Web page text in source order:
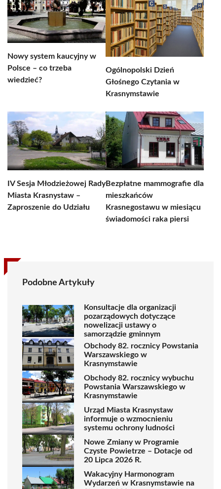
Nowy system kaucyjny w
Polsce – co trzeba
wiedzieć?
Ogólnopolski Dzień
Głośnego Czytania w
Krasnymstawie
IV Sesja Młodzieżowej Rady
Miasta Krasnystaw –
Zaproszenie do Udziału
Bezpłatne mammografie dla
mieszkańców
Krasnegostawu w miesiącu
świadomości raka piersi
Podobne Artykuły
Konsultacje dla organizacji
pozarządowych dotyczące
nowelizacji ustawy o
samorządzie gminnym
Obchody 82. rocznicy Powstania
Warszawskiego w
Krasnymstawie
Obchody 82. rocznicy wybuchu
Powstania Warszawskiego w
Krasnymstawie
Urząd Miasta Krasnystaw
informuje o wzmocnieniu
systemu ochrony ludności
Nowe Zmiany w Programie
Czyste Powietrze – Dotacje od
20 Lipca 2026 R.
Wakacyjny Harmonogram
Wydarzeń w Krasnymstawie na